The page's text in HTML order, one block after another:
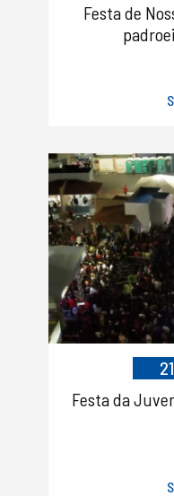
Festa de
Festa da